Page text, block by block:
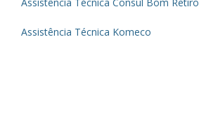
Assistência Técnica Komeco